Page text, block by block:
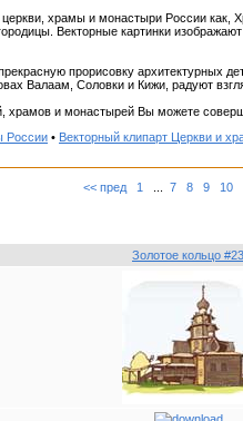
церкви, храмы и монастыри России
Векторные картинки
прорисовку архитектурных
Валаам, Соловки и Кижи, радуют
храмов и монастырей Вы можете
России • Векторный клипарт Церкви и
<< пред 1 7 8 9 10
Золотое кольцо #23